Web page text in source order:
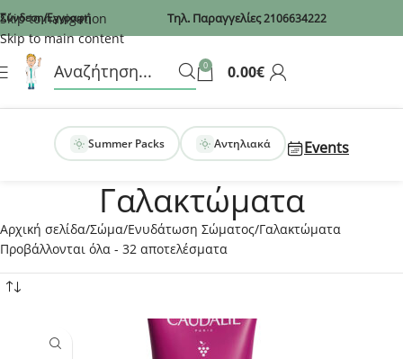
Recaptcha
Skip to navigation
Skip to main content
Σύνδεση/Εγγραφή Τηλ. Παραγγελίες2106634222
0 0.00€
Summer Packs Αντηλιακά Events
Γαλακτώματα
Αρχική σελίδα Σώμα Ενυδάτωση Σώματος Γαλακτώματα
Προβάλλονται όλα - 32 αποτελέσματα